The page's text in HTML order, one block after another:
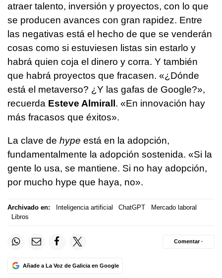
atraer talento, inversión y proyectos, con lo que
se producen avances con gran rapidez. Entre
las negativas está el hecho de que se venderán
cosas como si estuviesen listas sin estarlo y
habrá quien coja el dinero y corra. Y también
que habrá proyectos que fracasen. «¿Dónde
está el metaverso? ¿Y las gafas de Google?»,
recuerda Esteve Almirall. «En innovación hay
más fracasos que éxitos».
La clave de hype está en la adopción,
fundamentalmente la adopción sostenida. «Si la
gente lo usa, se mantiene. Si no hay adopción,
por mucho hype que haya, no».
Archivado en: Inteligencia artificial ChatGPT
Mercado laboral
Libros
Añade a La Voz de Galicia en Google
Comentar ·